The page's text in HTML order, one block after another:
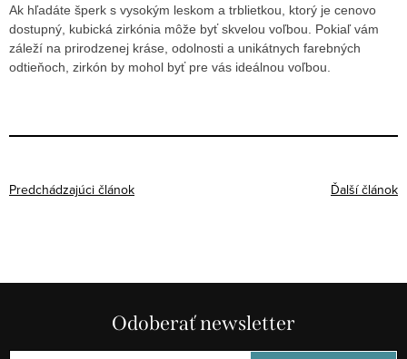
Ak hľadáte šperk s vysokým leskom a trblietkou, ktorý je cenovo
dostupný, kubická zirkónia môže byť skvelou voľbou. Pokiaľ vám
záleží na prirodzenej kráse, odolnosti a unikátnych farebných
odtieňoch, zirkón by mohol byť pre vás ideálnou voľbou.
Predchádzajúci článok Ďalší článok
Odoberať newsletter